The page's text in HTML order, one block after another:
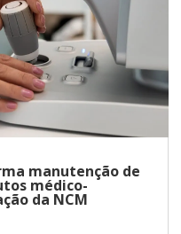
manutenção de
médico-
da NCM